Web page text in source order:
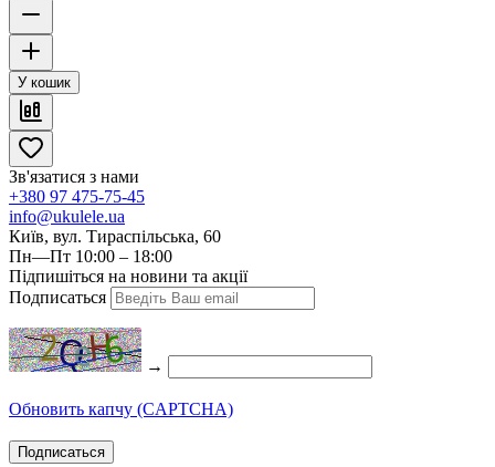
У кошик
Зв'язатися з нами
+380 97 475-75-45
info@ukulele.ua
Київ, вул. Тираспільська, 60
Пн—Пт 10:00 – 18:00
Підпишіться на новини та акції
Подписаться
→
Обновить капчу (CAPTCHA)
Подписаться